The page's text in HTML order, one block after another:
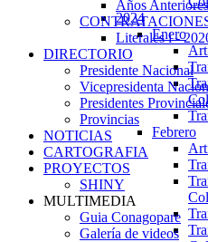
2024
Enero
Febrero
Años Anteriores
Literales i -
DIRECTORIO
Presidente Nacional
Vicepresidenta
Presidentes
Provincias
NOTICIAS
CARTOGRAFIA
PROYECTOS
SHINY
MULTIMEDIA
Guia Conagopare
Galería de videos